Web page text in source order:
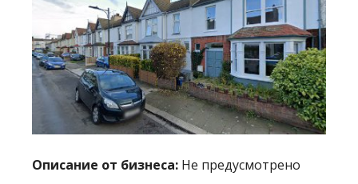
Описание от бизнеса: Не предусмотрено